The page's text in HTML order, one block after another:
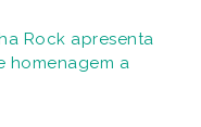
Rock apresenta
homenagem a